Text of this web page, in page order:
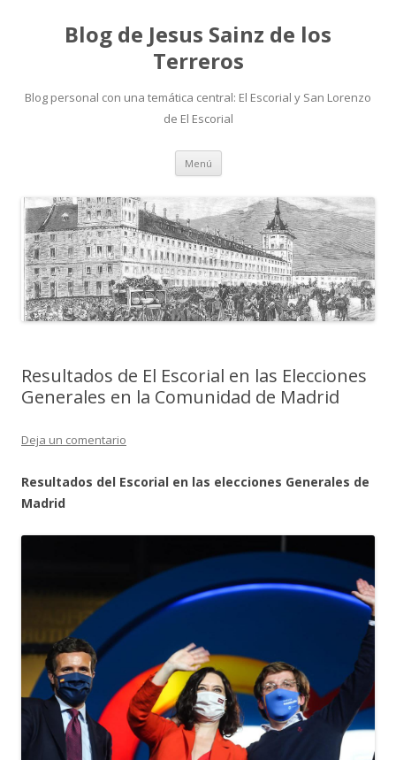
Blog de Jesus Sainz de los
Terreros
Blog personal con una temática central: El Escorial y San Lorenzo
de El Escorial
Menú Saltar
contenido
Resultados de El Escorial en las Elecciones
Generales en la Comunidad de Madrid
Deja un comentario
Resultados del Escorial en las elecciones Generales de
Madrid